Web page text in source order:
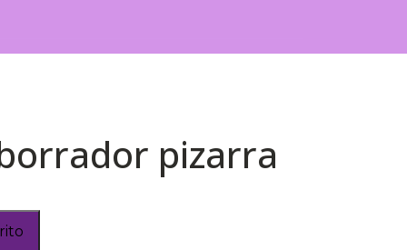
pizarra